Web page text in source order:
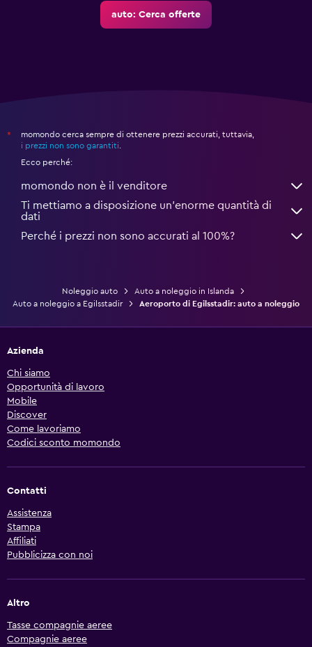
auto: Cerca offerte
*
momondo cerca sempre di ottenere prezzi accurati, tuttavia,
i prezzi non sono garantiti.
Ecco perché:
momondo non è il venditore
Ti mettiamo a disposizione un’enorme quantità di
dati
Perché i prezzi non sono accurati al 100%?
Noleggio auto
Auto a noleggio in Islanda
Auto a noleggio a Egilsstadir
Aeroporto di Egilsstadir: auto a noleggio
Azienda
Chi siamo
Opportunità di lavoro
Mobile
Discover
Come lavoriamo
Codici sconto momondo
Contatti
Assistenza
Stampa
Affiliati
Pubblicizza con noi
Altro
Tasse compagnie aeree
Compagnie aeree